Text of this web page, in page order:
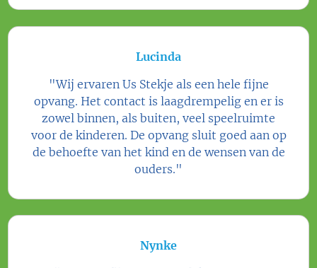
Lucinda
"Wij ervaren Us Stekje als een hele fijne
opvang. Het contact is laagdrempelig en er is
zowel binnen, als buiten, veel speelruimte
voor de kinderen. De opvang sluit goed aan op
de behoefte van het kind en de wensen van de
ouders."
Nynke